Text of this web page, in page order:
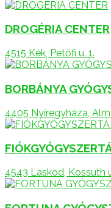
DROGÉRIA CENTER
4515 Kék, Petőfi u. 1.
BORBÁNYA
4405 Nyíregyháza,
4543 Laskod, Kossuth